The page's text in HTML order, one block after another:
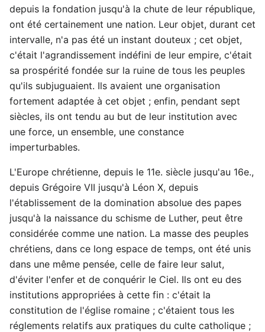
depuis la fondation jusqu'à la chute de leur république,
ont été certainement une nation. Leur objet, durant cet
intervalle, n'a pas été un instant douteux ; cet objet,
c'était l'agrandissement indéfini de leur empire, c'était
sa prospérité fondée sur la ruine de tous les peuples
qu'ils subjuguaient. Ils avaient une organisation
fortement adaptée à cet objet ; enfin, pendant sept
siècles, ils ont tendu au but de leur institution avec
une force, un ensemble, une constance
imperturbables.
L'Europe chrétienne, depuis le 11e. siècle jusqu'au 16e.,
depuis Grégoire VII jusqu'à Léon X, depuis
l'établissement de la domination absolue des papes
jusqu'à la naissance du schisme de Luther, peut être
considérée comme une nation. La masse des peuples
chrétiens, dans ce long espace de temps, ont été unis
dans une même pensée, celle de faire leur salut,
d'éviter l'enfer et de conquérir le Ciel. Ils ont eu des
institutions appropriées à cette fin : c'était la
constitution de l'église romaine ; c'étaient tous les
réglements relatifs aux pratiques du culte catholique ;